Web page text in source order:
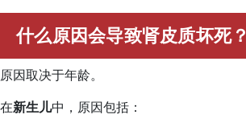
什么原因会导致肾皮质坏死？
原因取决于年龄。
在新生儿中，原因包括：